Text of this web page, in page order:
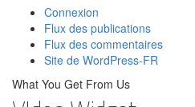
Connexion
Flux des publications
Flux des commentaires
Site de WordPress-FR
What You Get From Us